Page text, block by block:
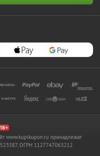
www.kupikupon.ru принадлежат
ОГРН 1127747063212